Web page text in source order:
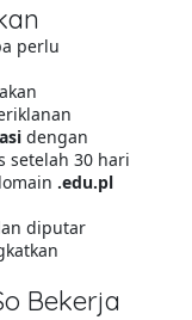
perlu
dengan
setelah 30 hari
.edu.pl
diputar
Bekerja